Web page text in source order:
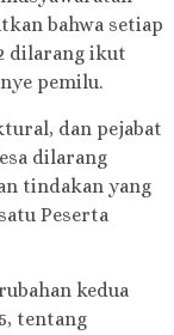
bahwa setiap
dilarang ikut
pemilu.
dan pejabat
dilarang
tindakan yang
Peserta
kedua
tentang